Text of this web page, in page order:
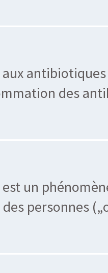
aux
des
est un
personnes